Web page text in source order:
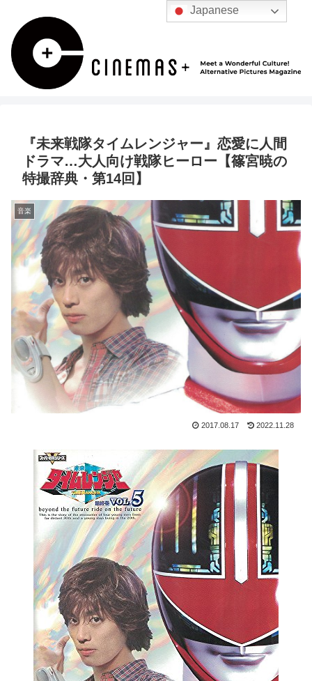
『未来戦隊タイムレンジャー』恋愛に人間
ドラマ…大人向け戦隊ヒーロー【篠宮暁の
特撮辞典・第14回】
音楽
2017.08.17 2022.11.28
Japanese